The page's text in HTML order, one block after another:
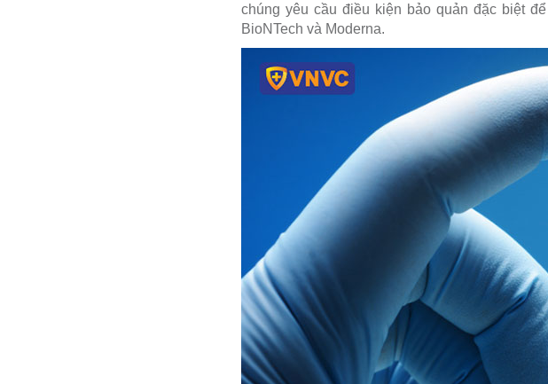
chúng yêu cầu điều kiện bảo quản đặc biệt
BioNTech và Moderna.